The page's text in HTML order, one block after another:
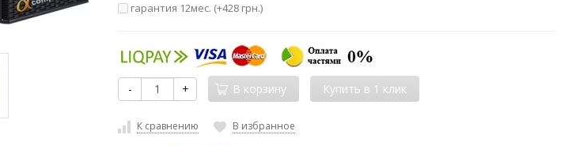
гарантия 12мес. (+428 грн.)
- + В корзину
К сравнению В избранное